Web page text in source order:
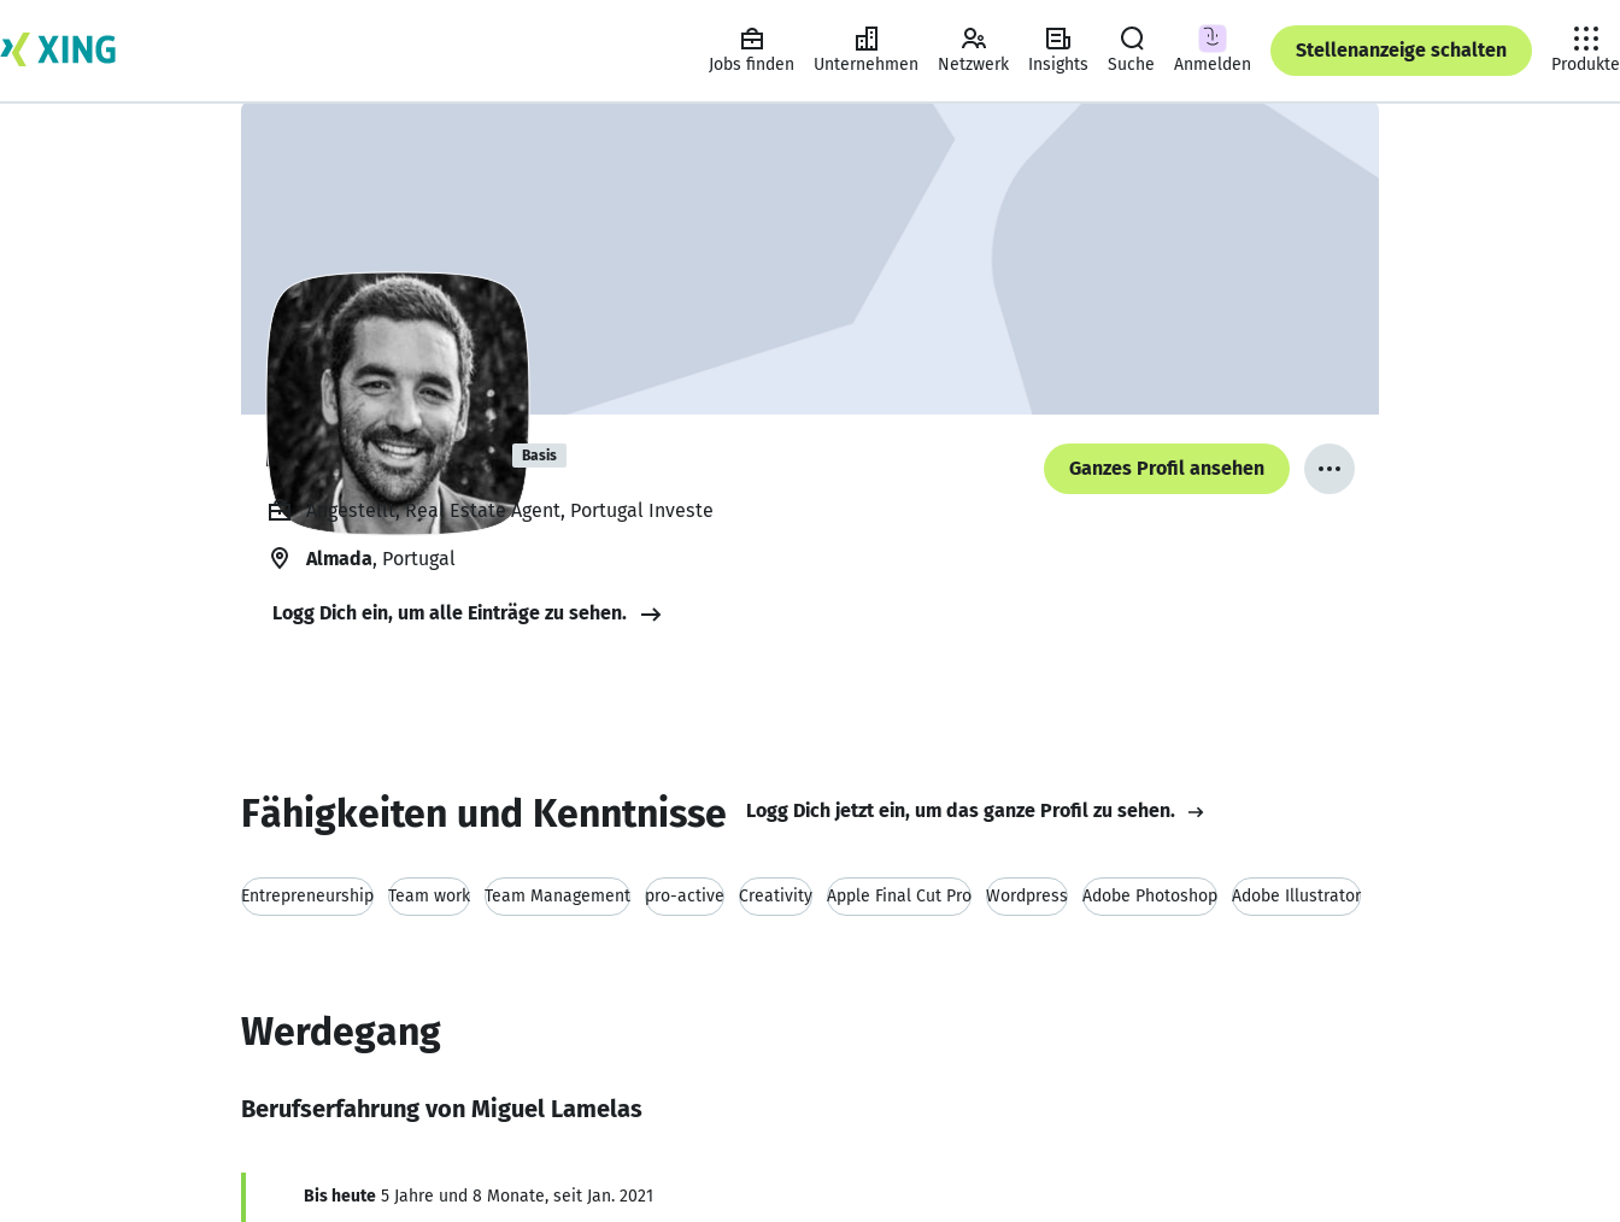
Jobs finden Unternehmen Netzwerk Insights Suche Anmelden
Stellenanzeige schalten
Produkte
Miguel Lamelas Basis
Ganzes Profil ansehen
Angestellt, Real Estate Agent, Portugal Investe
Almada, Portugal
Logg Dich ein, um alle Einträge zu sehen.
Fähigkeiten und Kenntnisse Logg Dich jetzt ein, um das ganze Profil zu sehen.
Entrepreneurship Team work Team Management pro-active Creativity Apple Final Cut Pro Wordpress Adobe Photoshop Adobe Illustrator
Werdegang
Berufserfahrung von Miguel Lamelas
Bis heute 5 Jahre und 8 Monate, seit Jan. 2021